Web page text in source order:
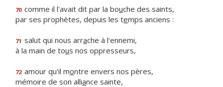
70 comme il l'avait dit par la bouche des saints,
par ses prophètes, depuis les temps anciens :
71 salut qui nous arrache à l'ennemi,
à la main de tous nos oppresseurs,
72 amour qu'il montre envers nos pères,
mémoire de son alliance sainte,